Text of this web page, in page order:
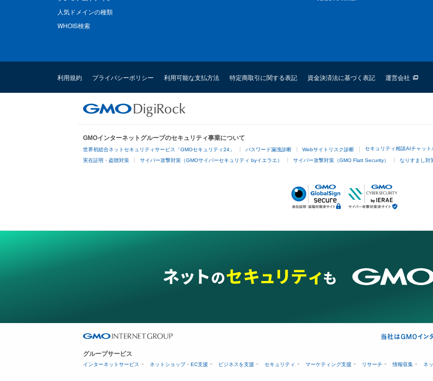
人気ドメインの種類
WHOIS検索
利用規約 プライバシーポリシー 利用可能な支払方法 特定商取引に関する表記 資金決済法に基づく表記 運営会社
GMOインターネットグループのセキュリティ事業について
世界初総合ネットセキュリティサービス「GMOセキュリティ24」 パスワード漏洩診断 Webサイトリスク診断 セキュリティ相談AIチャット
実在証明・盗聴対策 サイバー攻撃対策（GMOサイバーセキュリティ byイエラエ） サイバー攻撃対策（GMO Flatt Security） なりすまし対
グループサービス
インターネットサービス ネットショップ・EC支援 ビジネスを支援 セキュリティ マーケティング支援 リサーチ 情報収集 ネ